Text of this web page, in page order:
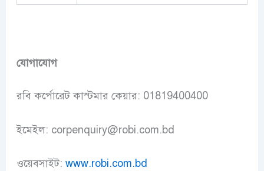
যোগাযোগ
রবি কর্পোরেট কাস্টমার কেয়ার: 01819400400
ইমেইল: corpenquiry@robi.com.bd
ওয়েবসাইট: www.robi.com.bd